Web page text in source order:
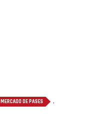
MERCADO DE PASES ,